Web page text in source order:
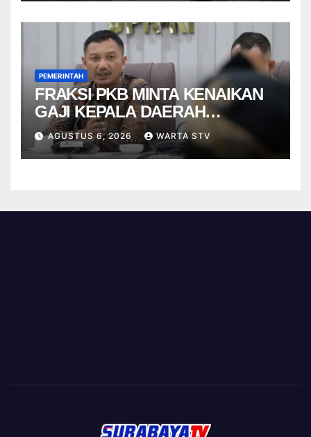
PEMERINTAH
FRAKSI PKB MINTA KENAIKAN
GAJI KEPALA DAERAH
BERBASIS KINERJA
AGUSTUS 6, 2026 WARTA STV